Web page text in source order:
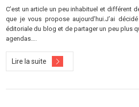
C’est un article un peu inhabituel et différent
que je vous propose aujourd’hui.J’ai
éditoriale du blog et de partager un peu plus
agendas….
Lire la suite